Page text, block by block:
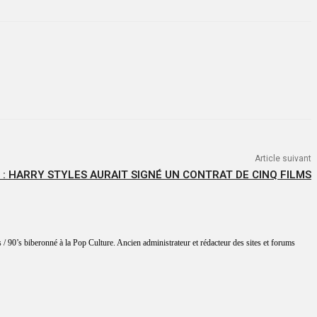
Article suivant
: HARRY STYLES AURAIT SIGNÉ UN CONTRAT DE CINQ FILMS
biberonné à la Pop Culture. Ancien administrateur et rédacteur des sites et forums